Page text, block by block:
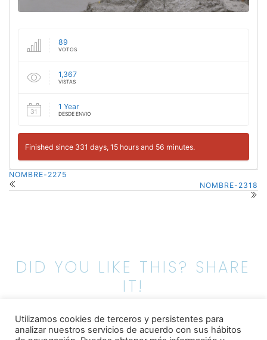
89
VOTOS
1,367
VISTAS
1 Year
DESDE ENVIO
Finished since 331 days, 15 hours and 56 minutes.
NOMBRE-2275
NOMBRE-2318
DID YOU LIKE THIS? SHARE
IT!
Utilizamos cookies de terceros y persistentes para
analizar nuestros servicios de acuerdo con sus hábitos